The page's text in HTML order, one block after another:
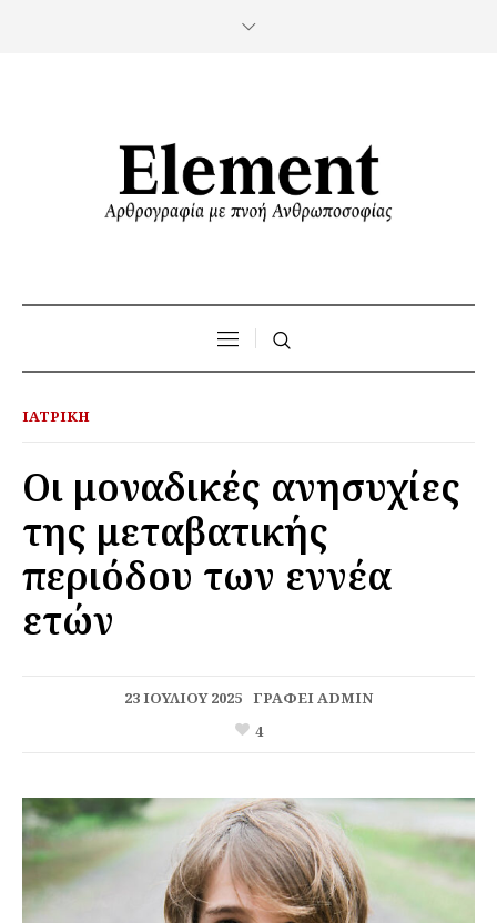
ΙΑΤΡΙΚΉ
Οι μοναδικές ανησυχίες
της μεταβατικής
περιόδου των εννέα
ετών
23 ΙΟΥΛΊΟΥ 2025 ΓΡΆΦΕΙADMIN
4